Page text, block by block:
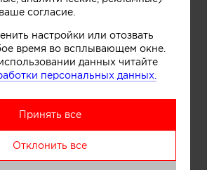
дизайнеры и архитекторы
архитектурные бюро и
каминов, комплектующих и
партнёрства, реализующие
интерьерных каминов
согласие.
настройки или отозвать
время во всплывающем окне.
данных читайте
персональных данных.
Принять все
Отклонить все